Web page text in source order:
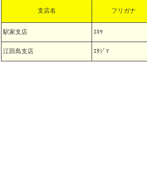
支店名 フリガナ
駅家支店 ｴｷﾔ
江田島支店 ｴﾀｼﾞﾏ